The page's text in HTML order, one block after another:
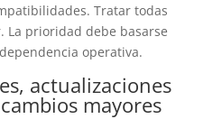
Tratar todas
La prioridad debe basarse
operativa.
actualizaciones
mayores